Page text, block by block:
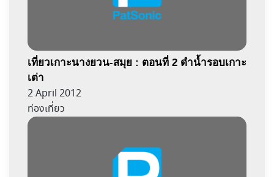
เที่ยวเกาะนางยวน-สมุย : ตอนที่ 2 ดำน้ำรอบเกาะ
เต่า
2 April 2012
ท่องเที่ยว